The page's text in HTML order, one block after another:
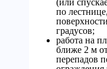
(или
по
градусов;
работа на
ближе 2 м
перепадов